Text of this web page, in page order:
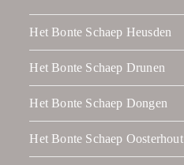
Het Bonte Schaep Heusden
Het Bonte Schaep Drunen
Het Bonte Schaep Dongen
Het Bonte Schaep Oosterhout